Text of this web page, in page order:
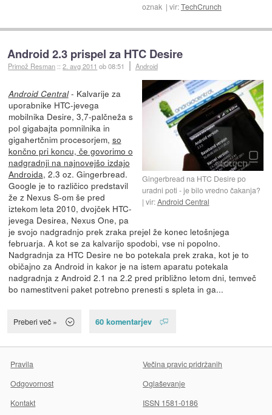
oznak
vir:TechCrunch
Android 2.3 prispel za HTC Desire
Primož Resman ::2. avg 2011 ob 08:51 Android
Gingerbread na HTC Desire po
uradni poti - je bilo vredno čakanja?
vir:Android Central
Android Central- Kalvarije za
uporabnike HTC-jevega
mobilnika Desire, 3,7-palčneža s
pol gigabajta pomnilnika in
gigahertčnim procesorjem, so
končno pri koncu, če govorimo o
nadgradnji na najnovejšo izdajo
Androida, 2.3 oz. Gingerbread.
Google je to različico predstavil
že z Nexus S-om še pred
iztekom leta 2010, dvojček HTC-
jevega Desirea, Nexus One, pa
je svojo nadgradnjo prek zraka prejel že konec letošnjega
februarja. A kot se za kalvarijo spodobi, vse ni popolno.
Nadgradnja za HTC Desire ne bo potekala prek zraka, kot je to
običajno za Android in kakor je na istem aparatu potekala
nadgradnja z Android 2.1 na 2.2 pred približno letom dni, temveč
bo namestitveni paket potrebno prenesti s spleta in ga...
Preberi več » 60 komentarjev
Pravila
Večina pravic pridržanih
Odgovornost
Oglaševanje
Kontakt
ISSN 1581-0186